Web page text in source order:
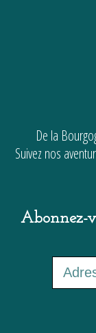
De la
Suivez nos
Abonnez-